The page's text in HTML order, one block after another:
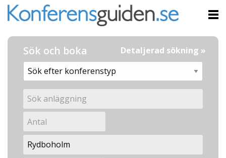
Sök och boka Detaljerad sökning »